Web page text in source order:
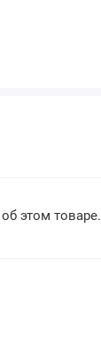
этом товаре.